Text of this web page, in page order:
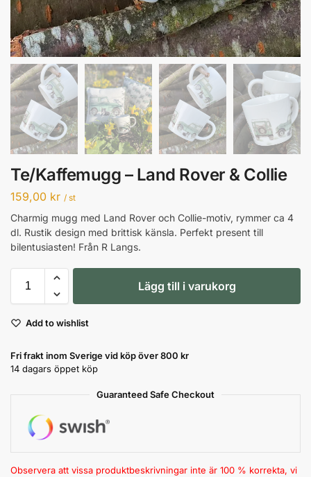
Te/Kaffemugg – Land Rover & Collie
159,00 kr / st
Charmig mugg med Land Rover och Collie-motiv, rymmer ca 4
dl. Rustik design med brittisk känsla. Perfekt present till
bilentusiasten! Från R Langs.
Lägg till i varukorg
Add to wishlist
Fri frakt inom Sverige vid köp över 800 kr
14 dagars öppet köp
Guaranteed Safe Checkout
Observera att vissa produktbeskrivningar inte är 100 % korrekta, vi